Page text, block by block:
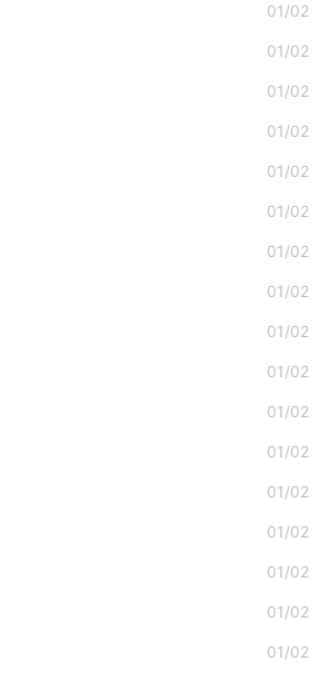
01/02
01/02
01/02
01/02
01/02
01/02
01/02
01/02
01/02
01/02
01/02
01/02
01/02
01/02
01/02
01/02
01/02